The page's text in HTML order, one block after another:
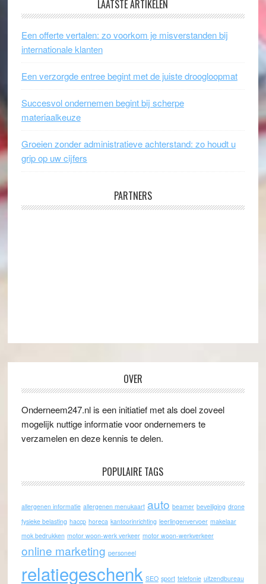
LAATSTE ARTIKELEN
Een offerte vertalen: zo voorkom je misverstanden bij
internationale klanten
Een verzorgde entree begint met de juiste droogloopmat
Succesvol ondernemen begint bij scherpe
materiaalkeuze
Groeien zonder administratieve achterstand: zo houdt u
grip op uw cijfers
PARTNERS
OVER
Onderneem247.nl is een initiatief met als doel zoveel
mogelijk nuttige informatie voor ondernemers te
verzamelen en deze kennis te delen.
POPULAIRE TAGS
allergenen informatie allergenen menukaart auto beamer beveiliging drone
fysieke belasting haccp horeca kantoorinrichting leerlingenvervoer makelaar
mok bedrukken motor woon-werk verkeer motor woon-werkverkeer
online marketing personeel
relatiegeschenk SEO sport telefonie uitzendbureau